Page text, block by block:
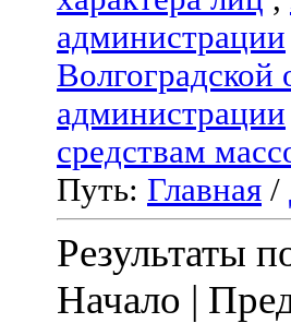
администрации
Волгоградской
администрации
средствам
Путь: Главная /
Результаты
Начало |